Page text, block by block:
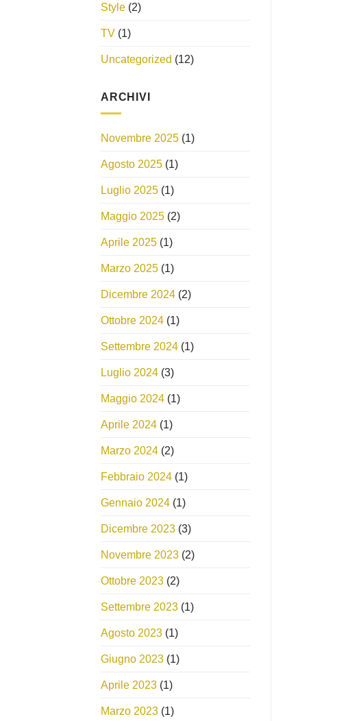
Style (2)
TV (1)
Uncategorized (12)
ARCHIVI
Novembre 2025 (1)
Agosto 2025 (1)
Luglio 2025 (1)
Maggio 2025 (2)
Aprile 2025 (1)
Marzo 2025 (1)
Dicembre 2024 (2)
Ottobre 2024 (1)
Settembre 2024 (1)
Luglio 2024 (3)
Maggio 2024 (1)
Aprile 2024 (1)
Marzo 2024 (2)
Febbraio 2024 (1)
Gennaio 2024 (1)
Dicembre 2023 (3)
Novembre 2023 (2)
Ottobre 2023 (2)
Settembre 2023 (1)
Agosto 2023 (1)
Giugno 2023 (1)
Aprile 2023 (1)
Marzo 2023 (1)